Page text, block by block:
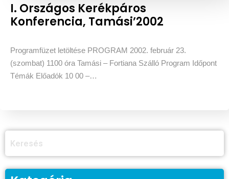
I. Országos Kerékpáros
Konferencia, Tamási’2002
Programfüzet letöltése PROGRAM 2002. február 23.
(szombat) 1100 óra Tamási – Fortiana Szálló Program Időpont
Témák Előadók 10 00 –…